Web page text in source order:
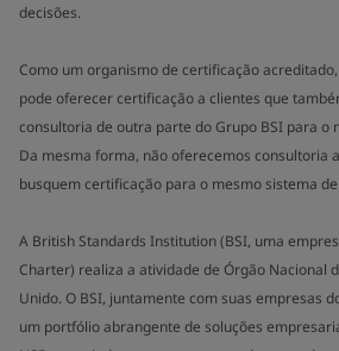
decisões.
Como um organismo de certificação
pode oferecer certificação a clientes que
consultoria de outra parte do Grupo BSI para o
Da mesma forma, não oferecemos consultoria
busquem certificação para o mesmo sistema
A British Standards Institution (BSI, uma
Charter) realiza a atividade de Órgão Nacional
Unido. O BSI, juntamente com suas empresas
um portfólio abrangente de soluções